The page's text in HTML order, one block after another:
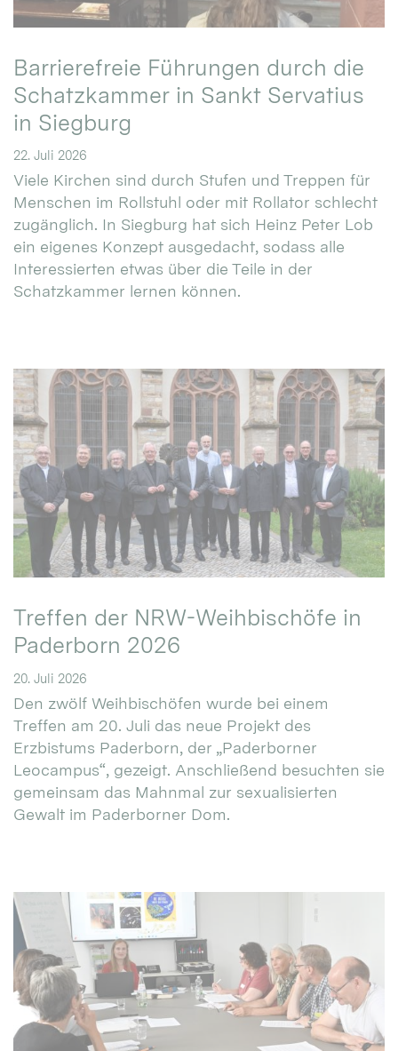
Barrierefreie Führungen durch die
Schatzkammer in Sankt Servatius
in Siegburg
22. Juli 2026
Viele Kirchen sind durch Stufen und Treppen für
Menschen im Rollstuhl oder mit Rollator schlecht
zugänglich. In Siegburg hat sich Heinz Peter Lob
ein eigenes Konzept ausgedacht, sodass alle
Interessierten etwas über die Teile in der
Schatzkammer lernen können.
Treffen der NRW-Weihbischöfe in
Paderborn 2026
20. Juli 2026
Den zwölf Weihbischöfen wurde bei einem
Treffen am 20. Juli das neue Projekt des
Erzbistums Paderborn, der „Paderborner
Leocampus“, gezeigt. Anschließend besuchten sie
gemeinsam das Mahnmal zur sexualisierten
Gewalt im Paderborner Dom.